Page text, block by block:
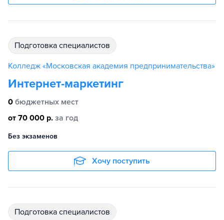
подготовка специалистов
Колледж «Московская академия предпринимательства»
Интернет-маркетинг
0 бюджетных мест
от 70 000 р. за год
Без экзаменов
Хочу поступить
подготовка специалистов